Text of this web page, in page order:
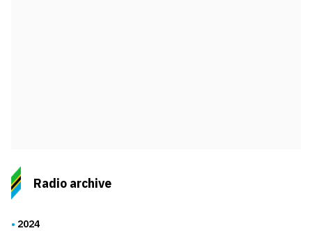
Radio archive
2024